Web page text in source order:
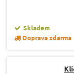
Skladem
Doprava zdarma